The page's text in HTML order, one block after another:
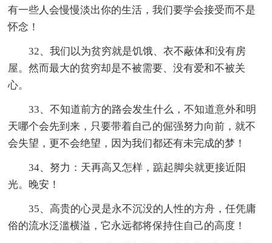
有一些人会慢慢淡出你的生活，我们要学会接受而不是
怀念！
32、我们以为贫穷就是饥饿、衣不蔽体和没有房
屋。然而最大的贫穷却是不被需要、没有爱和不被关
心。
33、不知道前方的路会发生什么，不知道意外和明
天哪个会先到来，只要带着自己的倔强努力向前，就不
会失望，更不会绝望，因为我们都还有未完成的梦！
34、努力：天再高又怎样，踮起脚尖就更接近阳
光。晚安！
35、高贵的心灵是永不沉没的人性的方舟，任凭庸
俗的流水泛滥横溢，它永远都将保持住自己的高度！